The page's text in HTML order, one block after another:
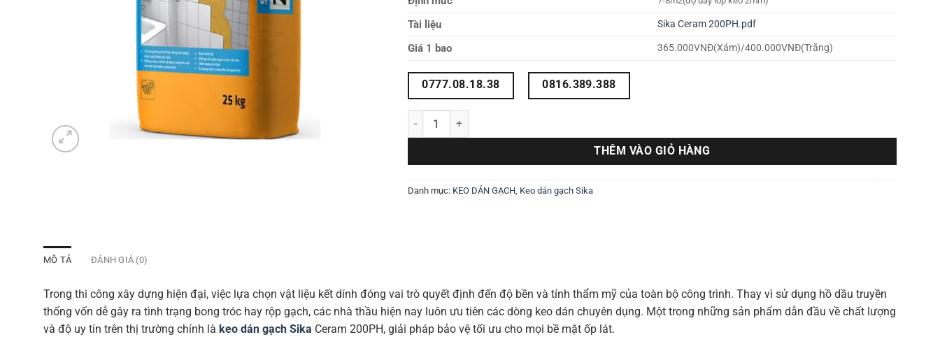
Tài liệu Sika Ceram 200PH.pdf
Giá 1 bao 365.000VNĐ(Xám)/400.000VNĐ(Trắng)
0777.08.18.38 0816.389.388
Keo dán gạch Sika Ceram 200PH số lượng
THÊM VÀO GIỎ HÀNG
Danh mục: KEO DÁN GẠCH, Keo dán gạch Sika
MÔ TẢ ĐÁNH GIÁ (0)
Trong thi công xây dựng hiện đại, việc lựa chọn vật liệu kết dính đóng vai trò quyết định đến độ bền và tính thẩm mỹ của toàn bộ công trình. Thay vì sử dụng hồ dầu truyền
thống vốn dễ gây ra tình trạng bong tróc hay rộp gạch, các nhà thầu hiện nay luôn ưu tiên các dòng keo dán chuyên dụng. Một trong những sản phẩm dẫn đầu về chất lượng
và độ uy tín trên thị trường chính là keo dán gạch Sika Ceram 200PH, giải pháp bảo vệ tối ưu cho mọi bề mặt ốp lát.